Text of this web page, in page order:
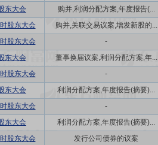
东大会
购并,利润分配方案,年度报告(...
股东大会
购并,关联交易议案,增发新股的...
股东大会
-
东大会
董事换届议案,利润分配方案,年...
股东大会
-
东大会
利润分配方案,年度报告(摘要)...
股东大会
-
东大会
利润分配方案,年度报告(摘要)...
股东大会
发行公司债券的议案